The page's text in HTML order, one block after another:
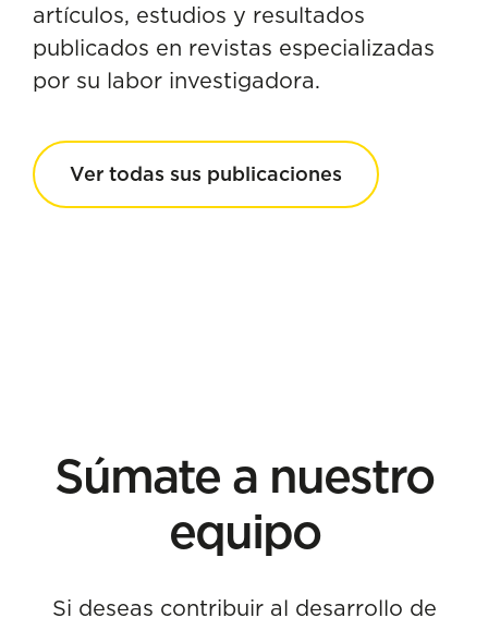
artículos, estudios y resultados
publicados en revistas especializadas
por su labor investigadora.
Ver todas sus publicaciones
Súmate a nuestro
equipo
Si deseas contribuir al desarrollo de